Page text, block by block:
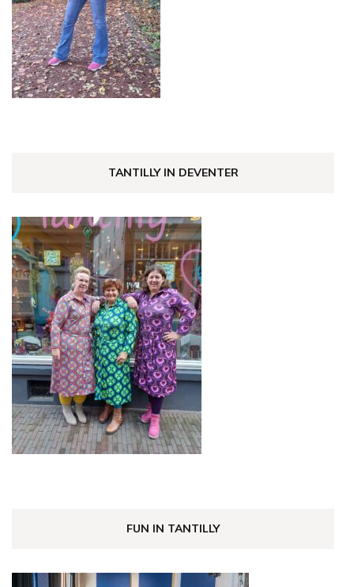
TANTILLY IN DEVENTER
FUN IN TANTILLY